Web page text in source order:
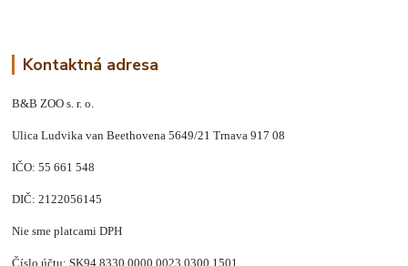
Kontaktná adresa
B&B ZOO s. r. o.
Ulica Ludvika van Beethovena 5649/21 Trnava 917 08
IČO: 55 661 548
DIČ: 2122056145
Nie sme platcami DPH
Číslo účtu: SK94 8330 0000 0023 0300 1501